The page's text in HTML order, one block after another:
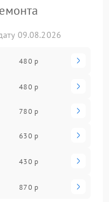
09.08.2026
480 р
480 р
780 р
630 р
430 р
870 р